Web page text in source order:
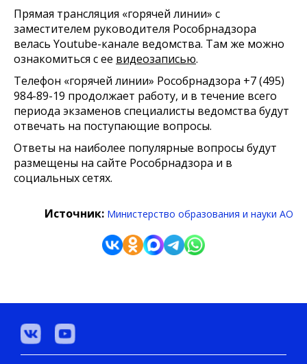
Прямая трансляция «горячей линии» с
заместителем руководителя Рособрнадзора
велась Youtube-канале ведомства. Там же можно
ознакомиться с ее видеозаписью.
Телефон «горячей линии» Рособрнадзора +7 (495)
984-89-19 продолжает работу, и в течение всего
периода экзаменов специалисты ведомства будут
отвечать на поступающие вопросы.
Ответы на наиболее популярные вопросы будут
размещены на сайте Рособрнадзора и в
социальных сетях.
Источник: Министерство образования и науки АО